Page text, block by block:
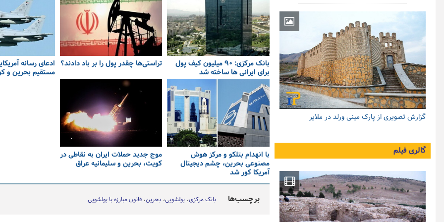
بانک مرکزی: ۹۰ میلیون کیف پول
برای ایرانی ها ساخته شد
تراستی‌ها چقدر پول را بر باد دادند؟ ادعای رسانه
مستقیم بحرین و
با انهدام بتلکو و مرکز هوش
مصنوعی بحرین، چشم دیجیتال
آمریکا کور شد
موج جدید حملات ایران به نقاطی در
کویت، بحرین و سلیمانیه عراق
برچسب‌ها بانک مرکزی پولشویی بحرین قانون مبارزه با پولشویی
گزارش تصویری از پارک مینی ورلد در ملایر
گالری فیلم